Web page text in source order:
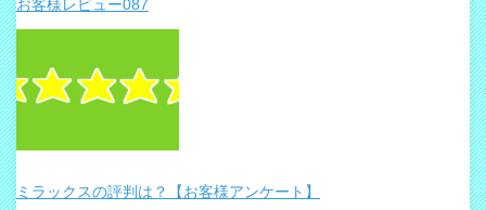
お客様レビュー087
ミラックスの評判は？【お客様アンケート】